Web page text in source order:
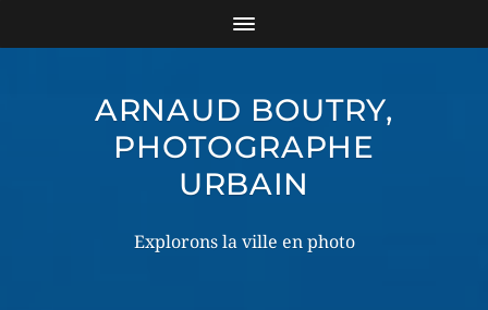
ARNAUD BOUTRY,
PHOTOGRAPHE
URBAIN
Explorons la ville en photo